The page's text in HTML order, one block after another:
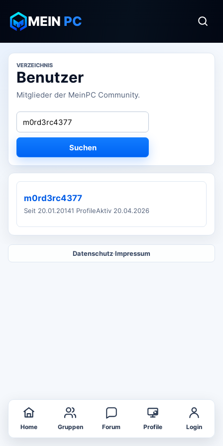
MEIN PC
VERZEICHNIS
Benutzer
Mitglieder der MeinPC Community.
Suchen
m0rd3rc4377
Seit 20.01.20141 ProfileAktiv 20.04.2026
Datenschutz·Impressum
Home Gruppen Forum Profile Login